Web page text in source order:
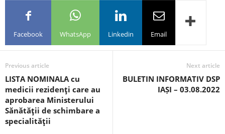
Facebook WhatsApp Linkedin Email
Previous article
LISTA NOMINALA cu
medicii rezidenţi care au
aprobarea Ministerului
Sănătăţii de schimbare a
specialităţii
Next article
BULETIN INFORMATIV DSP
IAȘI – 03.08.2022